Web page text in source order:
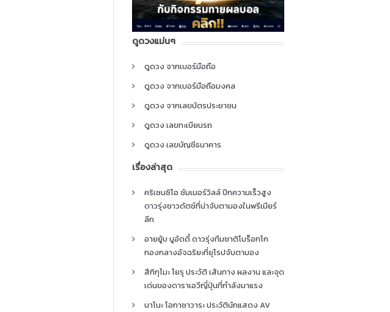
ดูดวงแม่นๆ
ดูดวง จากเบอร์มือถือ
ดูดวง จากเบอร์มือถือมงคล
ดูดวง จากเลขบัตรประชาชน
ดูดวง เลขทะเบียนรถ
ดูดวง เลขบัญชีธนาคาร
เรื่องล่าสุด
คริเซนซิโอ ซัมเมอร์วิลล์ ปีกความเร็วสูง
ดาวรุ่งชาวดัตช์ที่น่าจับตามองในพรีเมียร์
ลีก
อายยู้บ บูอัดดี้ ดาวรุ่งทีมชาติโมร็อกโก
กองกลางอัจฉริยะที่ยุโรปจับตามอง
สึกิกุโมะ โยรุ ประวัติ เส้นทาง ผลงาน และจุด
เด่นของดาราเอวีญี่ปุ่นที่กำลังมาแรง
นาโนะ โอกาซาวาระ ประวัตินักแสดง AV